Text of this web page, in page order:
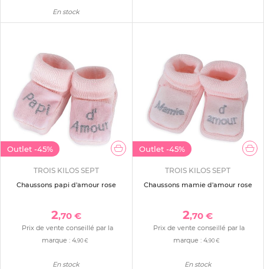
En stock
Outlet -45%
TROIS KILOS SEPT
Chaussons papi d'amour rose
2,70 €
Prix de vente conseillé par la
marque : 4,90 €
En stock
Outlet -45%
TROIS KILOS SEPT
Chaussons mamie d'amour rose
2,70 €
Prix de vente conseillé par la
marque :4 ,90 €
En stock